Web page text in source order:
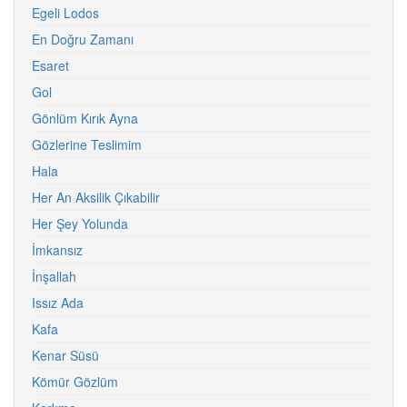
Egeli Lodos
En Doğru Zamanı
Esaret
Gol
Gönlüm Kırık Ayna
Gözlerine Teslimim
Hala
Her An Aksilik Çıkabilir
Her Şey Yolunda
İmkansız
İnşallah
Issız Ada
Kafa
Kenar Süsü
Kömür Gözlüm